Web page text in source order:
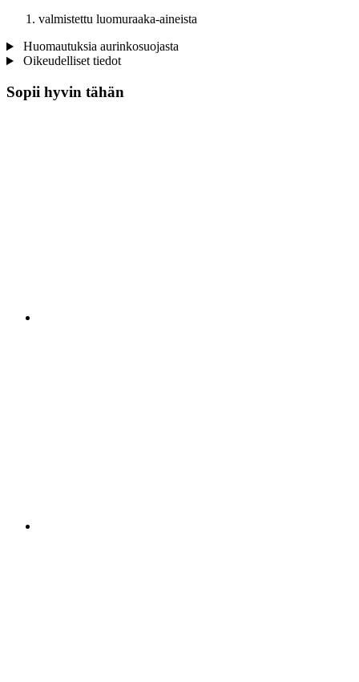
valmistettu luomuraaka-aineista
Huomautuksia aurinkosuojasta
Oikeudelliset tiedot
Sopii hyvin tähän